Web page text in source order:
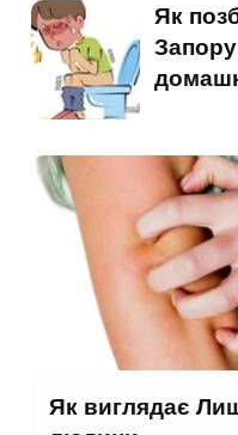
Як
Як виглядає